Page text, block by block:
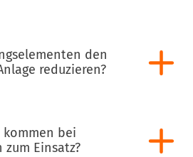
den
reduzieren?
bei
Einsatz?